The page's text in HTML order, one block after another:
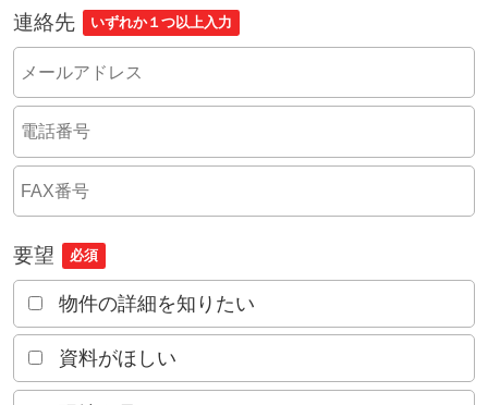
連絡先 いずれか１つ以上入力
要望 必須
物件の詳細を知りたい
資料がほしい